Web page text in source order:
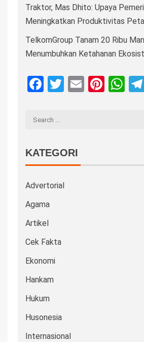
Traktor, Mas Dhito: Upaya
Meningkatkan Produktivitas
TelkomGroup Tanam 20 Ribu
Menumbuhkan Ketahanan
Facebook
Twitter
Email
KATEGORI
Advertorial
Agama
Artikel
Cek Fakta
Ekonomi
Hankam
Hukum
Husonesia
Internasional